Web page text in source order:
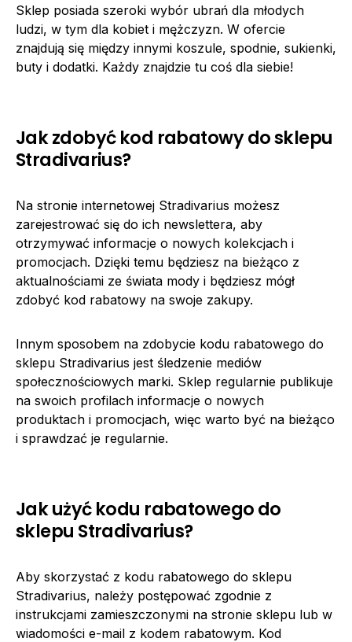
Sklep posiada szeroki wybór ubrań dla młodych
ludzi, w tym dla kobiet i mężczyzn. W ofercie
znajdują się między innymi koszule, spodnie, sukienki,
buty i dodatki. Każdy znajdzie tu coś dla siebie!
Jak zdobyć kod rabatowy do sklepu
Stradivarius?
Na stronie internetowej Stradivarius możesz
zarejestrować się do ich newslettera, aby
otrzymywać informacje o nowych kolekcjach i
promocjach. Dzięki temu będziesz na bieżąco z
aktualnościami ze świata mody i będziesz mógł
zdobyć kod rabatowy na swoje zakupy.
Innym sposobem na zdobycie kodu rabatowego do
sklepu Stradivarius jest śledzenie mediów
społecznościowych marki. Sklep regularnie publikuje
na swoich profilach informacje o nowych
produktach i promocjach, więc warto być na bieżąco
i sprawdzać je regularnie.
Jak użyć kodu rabatowego do
sklepu Stradivarius?
Aby skorzystać z kodu rabatowego do sklepu
Stradivarius, należy postępować zgodnie z
instrukcjami zamieszczonymi na stronie sklepu lub w
wiadomości e-mail z kodem rabatowym. Kod